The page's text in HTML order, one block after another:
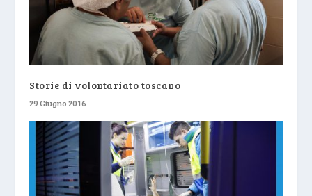
Storie di volontariato toscano
29 Giugno 2016